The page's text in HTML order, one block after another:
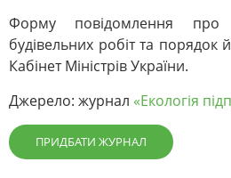
Форму повідомлення про
будівельних робіт та порядок
Кабінет Міністрів України.
Джерело: журнал «Екологія
ПРИДБАТИ ЖУРНАЛ